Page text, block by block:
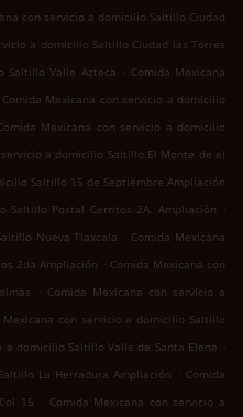
con servicio a domicilio Saltillo Ciudad
a domicilio Saltillo Ciudad las Torres
Saltillo Valle Azteca . Comida Mexicana
Comida Mexicana con servicio a domicilio
Mexicana con servicio a domicilio
a domicilio Saltillo El Monte de el
Saltillo 15 de Septiembre Ampliación
Saltillo Postal Cerritos 2A. Ampliación .
Nueva Tlaxcala . Comida Mexicana
2da Ampliación . Comida Mexicana con
. Comida Mexicana con servicio a
Mexicana con servicio a domicilio Saltillo
a domicilio Saltillo Valle de Santa Elena .
La Herradura Ampliación . Comida
15 . Comida Mexicana con servicio a